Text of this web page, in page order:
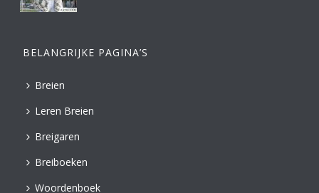
BELANGRIJKE PAGINA’S
Breien
Leren Breien
Breigaren
Breiboeken
Woordenboek